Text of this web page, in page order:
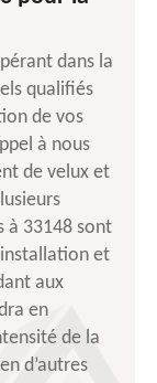
dans la
qualifiés
de vos
à nous
de velux et
à 33148 sont
et
aux
en
de la
d’autres